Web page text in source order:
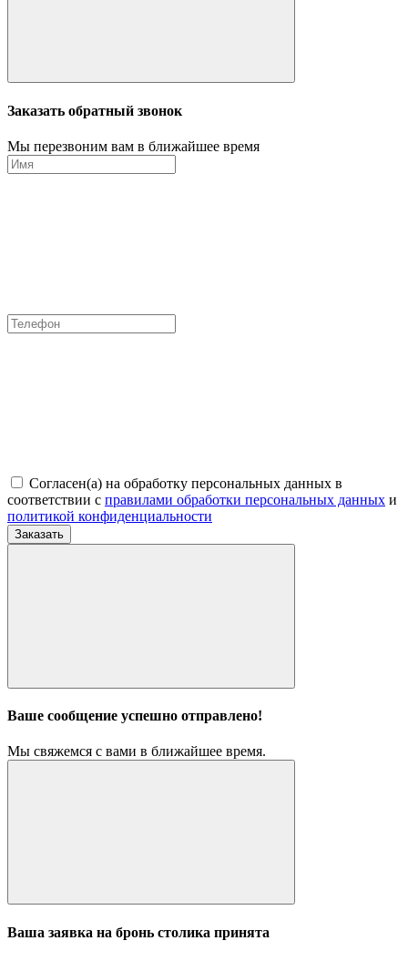
Заказать обратный звонок
Мы перезвоним вам в ближайшее время
Согласен(а) на обработку персональных данных в
соответствии с правилами обработки персональных данных и
политикой конфиденциальности
Заказать
Ваше сообщение успешно отправлено!
Мы свяжемся с вами в ближайшее время.
Ваша заявка на бронь столика принята